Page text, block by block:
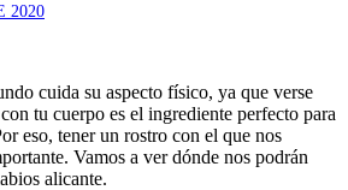
2020
cuida su aspecto físico, ya que verse
tu cuerpo es el ingrediente perfecto para
eso, tener un rostro con el que nos
Vamos a ver dónde nos podrán
alicante.